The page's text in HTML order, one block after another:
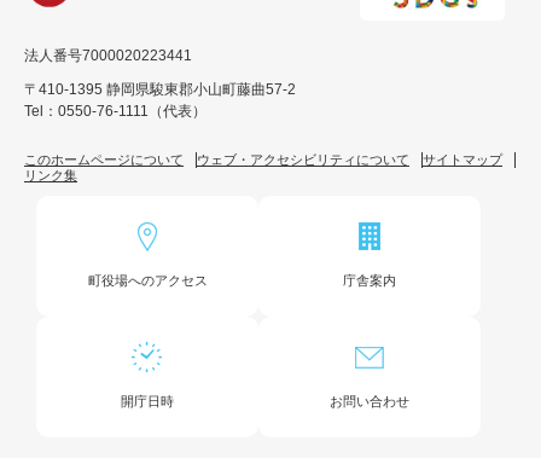
法人番号7000020223441
〒410-1395 静岡県駿東郡小山町藤曲57-2
Tel：0550-76-1111（代表）
このホームページについて ウェブ・アクセシビリティについて
サイトマップ
リンク集
町役場へのアクセス 庁舎案内
開庁日時 お問い合わせ